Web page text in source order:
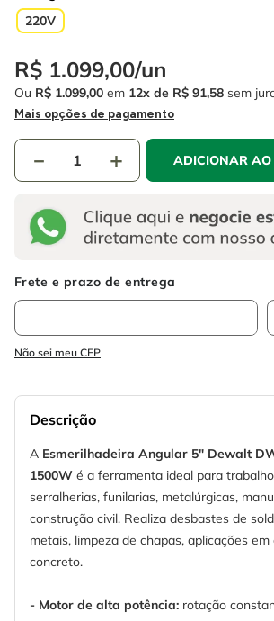
220V
R$ 1.099,00/un
Ou R$ 1.099,00 em 12 R$ 91,58 sem
Mais opções de pagamento
＋
－ ADICIONAR
Não sei meu CEP
Descrição
A Esmerilhadeira Angular 5" Dewalt
1500W é a ferramenta ideal para
serralherias, funilarias, metalúrgicas,
construção civil. Realiza desbastes de
metais, limpeza de chapas, aplicações em
concreto.
- Motor de alta potência: rotação
6º
8 disco corte
9º martelete
esmerilhadeira
º fio
º serra copo
º
º martelete
chave impacto